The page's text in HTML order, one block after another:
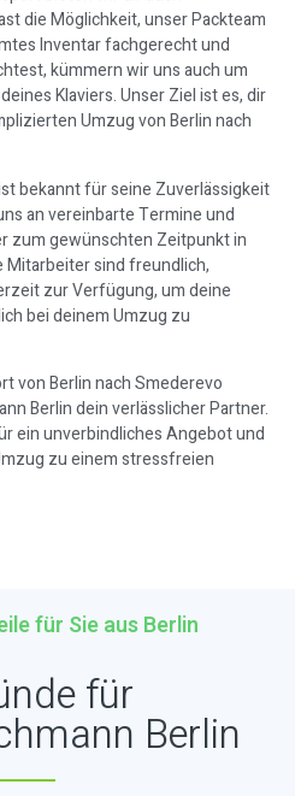
die Möglichkeit, unser Packteam
Inventar fachgerecht und
kümmern wir uns auch um
Klaviers. Unser Ziel ist es, dir
Umzug von Berlin nach
bekannt für seine Zuverlässigkeit
an vereinbarte Termine und
zum gewünschten Zeitpunkt in
Mitarbeiter sind freundlich,
zur Verfügung, um deine
bei deinem Umzug zu
von Berlin nach Smederevo
Berlin dein verlässlicher Partner.
ein unverbindliches Angebot und
zu einem stressfreien
für Sie aus Berlin
für
Berlin